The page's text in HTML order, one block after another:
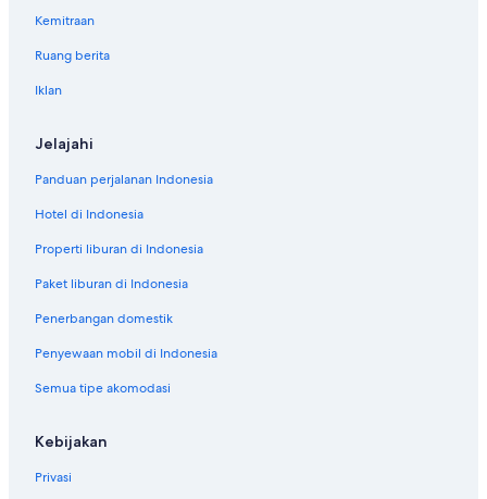
Kemitraan
Ruang berita
Iklan
Jelajahi
Panduan perjalanan Indonesia
Hotel di Indonesia
Properti liburan di Indonesia
Paket liburan di Indonesia
Penerbangan domestik
Penyewaan mobil di Indonesia
Semua tipe akomodasi
Kebijakan
Privasi